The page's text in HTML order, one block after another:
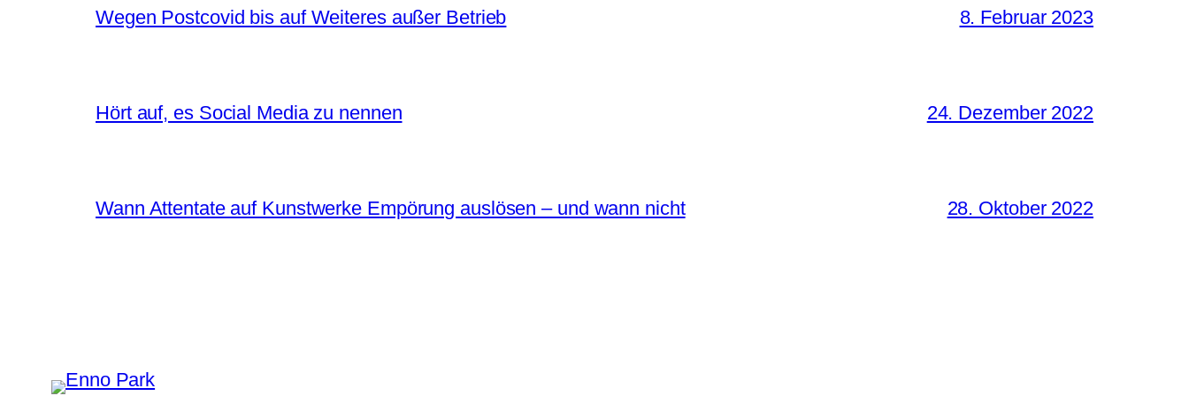
Wegen Postcovid bis auf Weiteres außer Betrieb 8. Februar 2023
Hört auf, es Social Media zu nennen 24. Dezember 2022
Wann Attentate auf Kunstwerke Empörung auslösen – und wann nicht 28. Oktober 2022